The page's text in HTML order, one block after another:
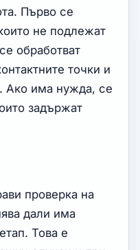
Първо се
не подлежат
обработват
точки и
Ако има нужда, се
задържат
проверка на
дали има
Това е